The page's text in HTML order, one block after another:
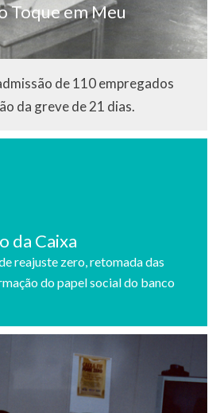
Toque em Meu
de 110 empregados
da greve de 21 dias.
da Caixa
reajuste zero, retomada das
do papel social do banco